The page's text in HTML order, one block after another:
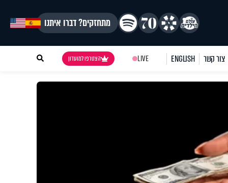
מתחזקים? דברו איתנו
צור קשר ENGLISH
LIVE הצטרפו למועדון